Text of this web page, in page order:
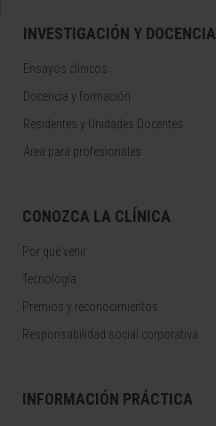
INVESTIGACIÓN Y DOCENCIA
Ensayos clínicos
Docencia y formación
Residentes y Unidades Docentes
Área para profesionales
CONOZCA LA CLÍNICA
Por qué venir
Tecnología
Premios y reconocimientos
Responsabilidad social corporativa
INFORMACIÓN PRÁCTICA